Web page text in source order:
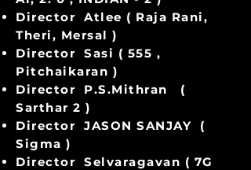
Director Atlee ( Raja Rani,
Theri, Mersal )
Director Sasi ( 555 ,
Pitchaikaran )
Director P.S.Mithran (
Sarthar 2 )
Director JASON SANJAY (
Sigma )
Director Selvaragavan ( 7G